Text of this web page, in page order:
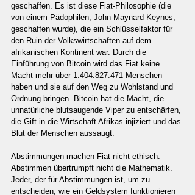
geschaffen. Es ist diese Fiat-Philosophie (die
von einem Pädophilen, John Maynard Keynes,
geschaffen wurde), die ein Schlüsselfaktor für
den Ruin der Volkswirtschaften auf dem
afrikanischen Kontinent war. Durch die
Einführung von Bitcoin wird das Fiat keine
Macht mehr über 1.404.827.471 Menschen
haben und sie auf den Weg zu Wohlstand und
Ordnung bringen. Bitcoin hat die Macht, die
unnatürliche blutsaugende Viper zu entschärfen,
die Gift in die Wirtschaft Afrikas injiziert und das
Blut der Menschen aussaugt.
Abstimmungen machen Fiat nicht ethisch.
Abstimmen übertrumpft nicht die Mathematik.
Jeder, der für Abstimmungen ist, um zu
entscheiden, wie ein Geldsystem funktionieren